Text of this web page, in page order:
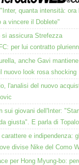
quanta intensità: ora
a vincere il Doblete"
si assicura Strefezza
per lui contratto
anche Gavi
nuovo look rosa shocking
l'analisi del nuovo
sui giovani dell'Inter:
giusta". E parla di
carattere e indipendenza:
divise Nike del Como
per Hong Myung-bo: